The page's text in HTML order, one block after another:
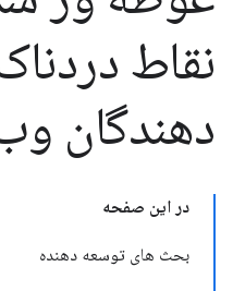
نقاط
دهندگان
در این صفحه
بحث های توسعه دهنده